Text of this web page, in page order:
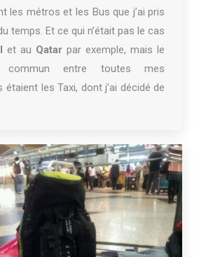
les métros et les Bus que j’ai pris
temps. Et ce qui n’était pas le cas
et au Qatarpar exemple, mais le
entre toutes mes
étaient les Taxi, dont j’ai décidé de